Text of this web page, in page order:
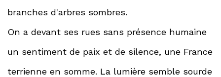
branches d'arbres sombres.
On a devant ses rues sans présence humaine
un sentiment de paix et de silence, une France
terrienne en somme. La lumière semble sourde